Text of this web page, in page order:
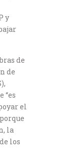
y
de
de
“es
el
la
los